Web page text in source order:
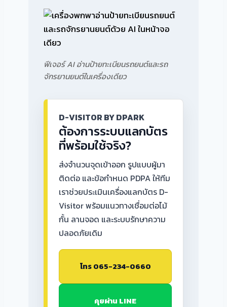
ฟีเจอร์ AI อ่านป้ายทะเบียนรถยนต์และรถ
จักรยานยนต์ในเครื่องเดียว
D-VISITOR BY DPARK
ต้องการระบบแลกบัตร
ที่พร้อมใช้จริง?
ส่งจำนวนจุดเข้าออก รูปแบบผู้มา
ติดต่อ และข้อกำหนด PDPA ให้ทีม
เราช่วยประเมินเครื่องแลกบัตร D-
Visitor พร้อมแนวทางเชื่อมต่อไม้
กั้น ลานจอด และระบบรักษาความ
ปลอดภัยเดิม
โทร 065-234-0660
คุยผ่าน LINE